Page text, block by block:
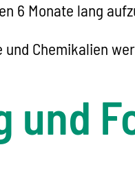
6 Monate lang
Chemikalien
und